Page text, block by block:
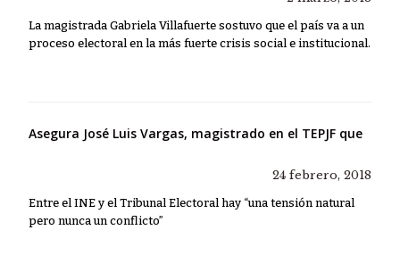
La magistrada Gabriela Villafuerte sostuvo que el país va a un
proceso electoral en la más fuerte crisis social e institucional.
Asegura José Luis Vargas, magistrado en el TEPJF que
24 febrero, 2018
Entre el INE y el Tribunal Electoral hay “una tensión natural
pero nunca un conflicto”